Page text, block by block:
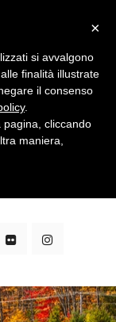
#1 in
×
si avvalgono
finalità illustrate
il consenso
.
cliccando
maniera,